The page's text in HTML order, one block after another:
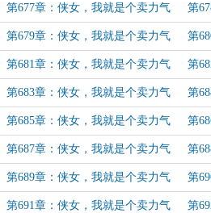
的酱油党（50） 的酱
第677章：侠女，我就是个卖力气
的酱油党（52）
第
的酱
第679章：侠女，我就是个卖力气
的酱油党（54）
第
的酱
第681章：侠女，我就是个卖力气
的酱油党（56）
第
的酱
第683章：侠女，我就是个卖力气
的酱油党（58）
第
的酱
第685章：侠女，我就是个卖力气
的酱油党（60）
第
的酱
第687章：侠女，我就是个卖力气
的酱油党（62）
第
的酱
第689章：侠女，我就是个卖力气
的酱油党（64）
第
的酱
第691章：侠女，我就是个卖力气 第